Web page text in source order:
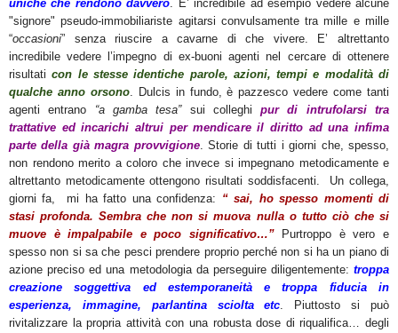
uniche che rendono davvero. E’ incredibile ad esempio vedere alcune
"signore" pseudo-immobiliariste agitarsi convulsamente tra mille e mille
“occasioni” senza riuscire a cavarne di che vivere. E’ altrettanto
incredibile vedere l’impegno di ex-buoni agenti nel cercare di ottenere
risultati con le stesse identiche parole, azioni, tempi e modalità di
qualche anno orsono. Dulcis in fundo, è pazzesco vedere come tanti
agenti entrano “a gamba tesa”sui colleghipur di intrufolarsi tra
trattative ed incarichi altrui per mendicare il diritto ad una infima
parte della già magra provvigione. Storie di tutti i giorni che, spesso,
non rendono merito a coloro che invece si impegnano metodicamente e
altrettanto metodicamente ottengono risultati soddisfacenti. Un collega,
giorni fa, mi ha fatto una confidenza: “ sai, ho spesso momenti di
stasi profonda. Sembra che non si muova nulla o tutto ciò che si
muove è impalpabile e poco significativo…”
Purtroppo è vero e
spesso non si sa che pesci prendere proprio perché non si ha un piano di
azione preciso ed una metodologia da perseguire diligentemente: troppa
creazione soggettiva ed estemporaneità e troppa fiducia in
esperienza, immagine, parlantina sciolta etc. Piuttosto si può
rivitalizzare la propria attività con una robusta dose di riqualifica… degli